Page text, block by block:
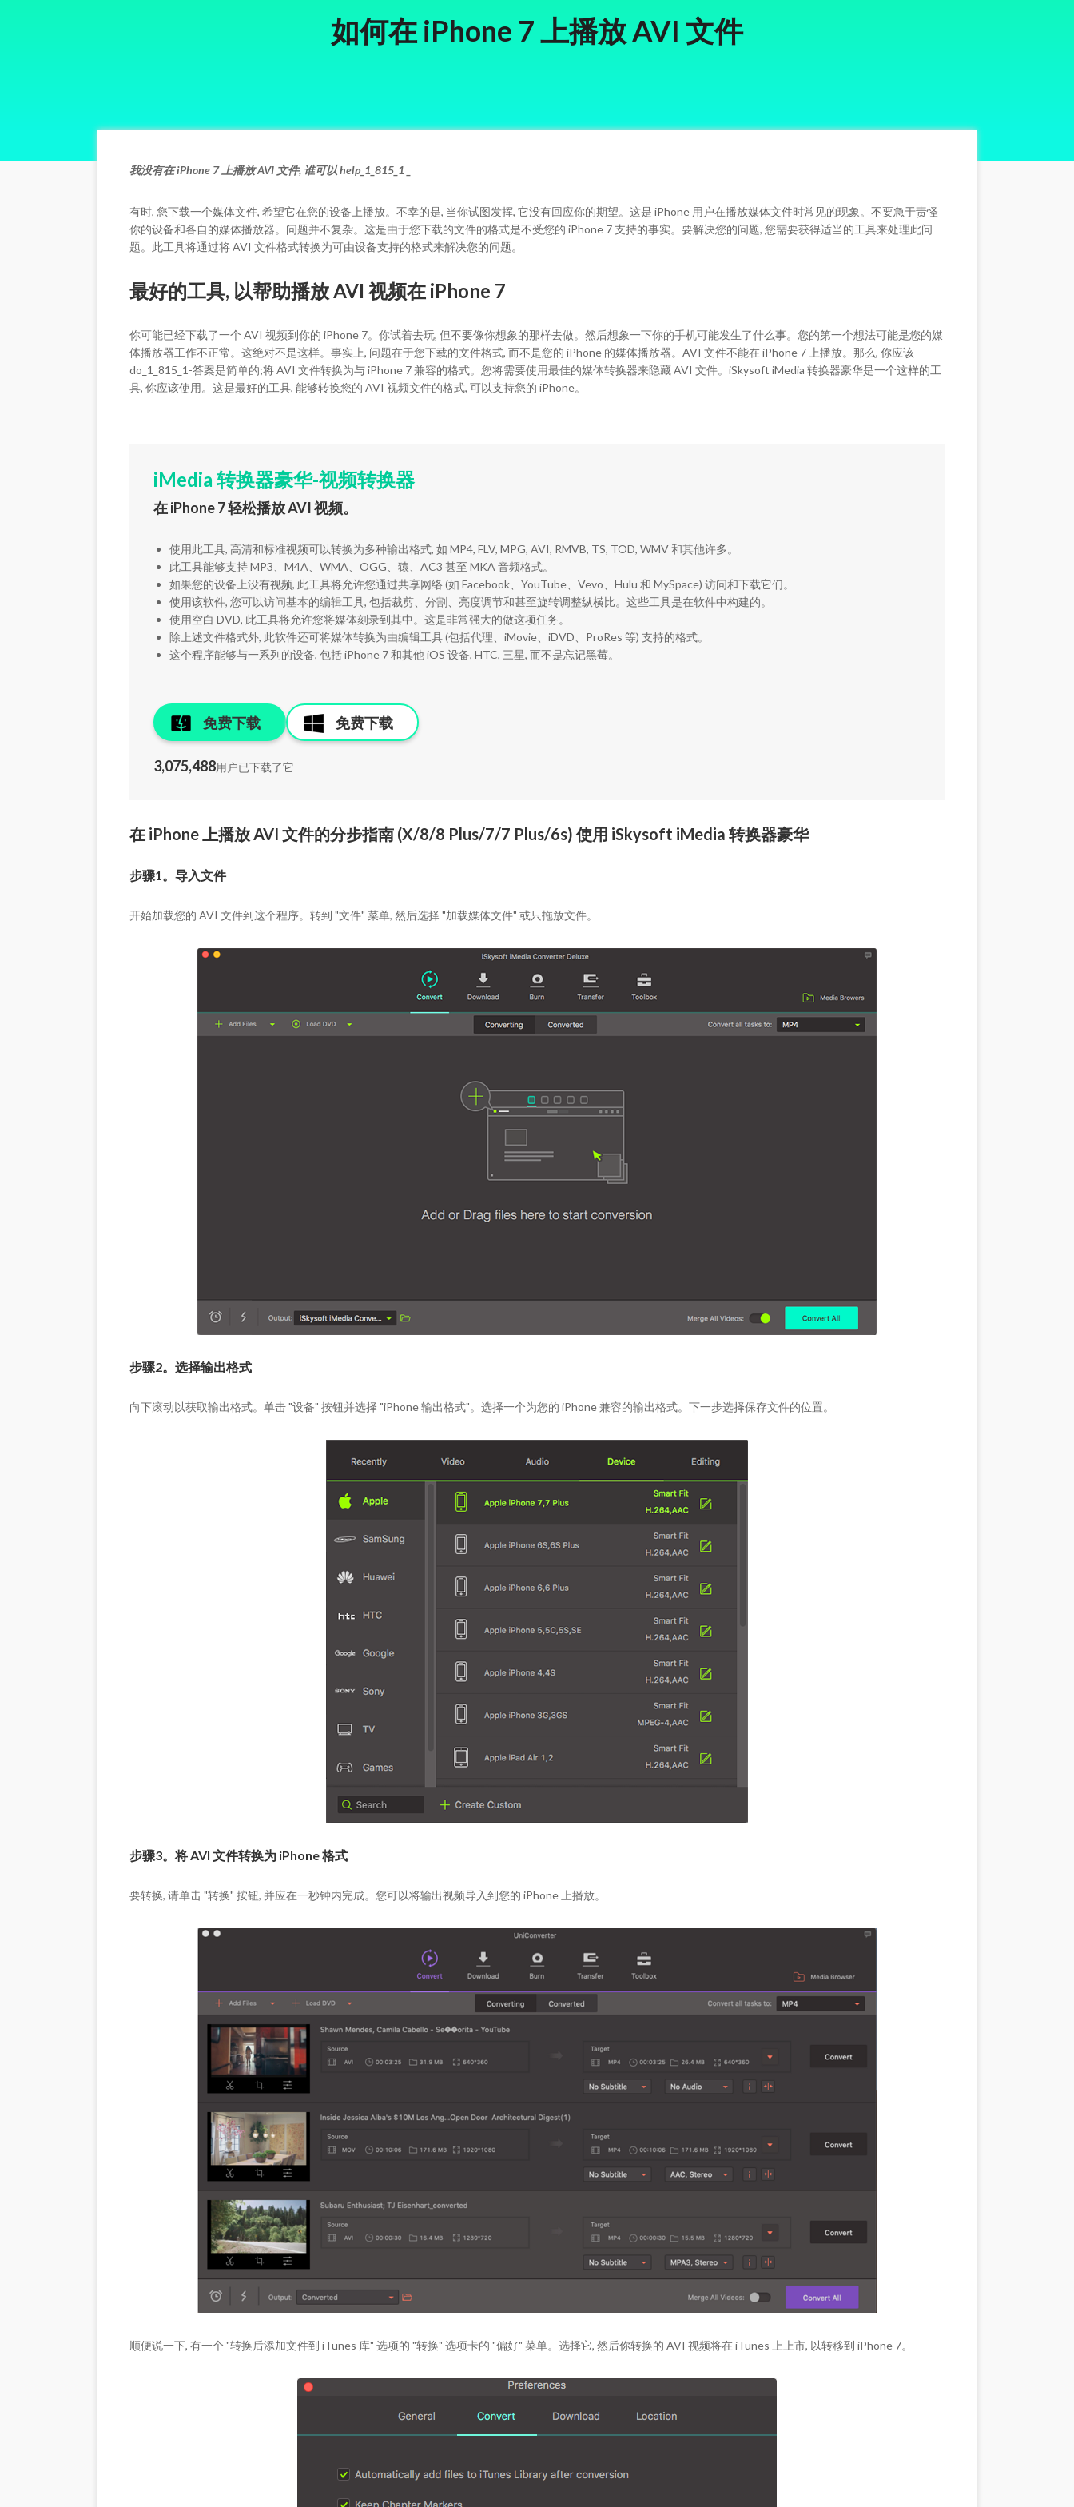
如何在 iPhone 7 上播放 AVI 文件
我没有在 iPhone 7 上播放 AVI 文件, 谁可以 help_1_815_1 _
有时, 您下载一个媒体文件, 希望它在您的设备上播放。不幸的是, 当你试图发挥, 它没有回应你的期望。这是 iPhone 用户在播放媒体文件时常见的现象。不要急于责怪
你的设备和各自的媒体播放器。问题并不复杂。这是由于您下载的文件的格式是不受您的 iPhone 7 支持的事实。要解决您的问题, 您需要获得适当的工具来处理此问
题。此工具将通过将 AVI 文件格式转换为可由设备支持的格式来解决您的问题。
最好的工具, 以帮助播放 AVI 视频在 iPhone 7
你可能已经下载了一个 AVI 视频到你的 iPhone 7。你试着去玩, 但不要像你想象的那样去做。然后想象一下你的手机可能发生了什么事。您的第一个想法可能是您的媒
体播放器工作不正常。这绝对不是这样。事实上, 问题在于您下载的文件格式, 而不是您的 iPhone 的媒体播放器。AVI 文件不能在 iPhone 7 上播放。那么, 你应该
do_1_815_1-答案是简单的;将 AVI 文件转换为与 iPhone 7 兼容的格式。您将需要使用最佳的媒体转换器来隐藏 AVI 文件。iSkysoft iMedia 转换器豪华是一个这样的工
具, 你应该使用。这是最好的工具, 能够转换您的 AVI 视频文件的格式, 可以支持您的 iPhone。
iMedia 转换器豪华-视频转换器
在 iPhone 7 轻松播放 AVI 视频。
使用此工具, 高清和标准视频可以转换为多种输出格式, 如 MP4, FLV, MPG, AVI, RMVB, TS, TOD, WMV 和其他许多。
此工具能够支持 MP3、M4A、WMA、OGG、猿、AC3 甚至 MKA 音频格式。
如果您的设备上没有视频, 此工具将允许您通过共享网络 (如 Facebook、YouTube、Vevo、Hulu 和 MySpace) 访问和下载它们。
使用该软件, 您可以访问基本的编辑工具, 包括裁剪、分割、亮度调节和甚至旋转调整纵横比。这些工具是在软件中构建的。
使用空白 DVD, 此工具将允许您将媒体刻录到其中。这是非常强大的做这项任务。
除上述文件格式外, 此软件还可将媒体转换为由编辑工具 (包括代理、iMovie、iDVD、ProRes 等) 支持的格式。
这个程序能够与一系列的设备, 包括 iPhone 7 和其他 iOS 设备, HTC, 三星, 而不是忘记黑莓。
免费下载 免费下载
3,075,488用户已下载了它
在 iPhone 上播放 AVI 文件的分步指南 (X/8/8 Plus/7/7 Plus/6s) 使用 iSkysoft iMedia 转换器豪华
步骤1。导入文件
开始加载您的 AVI 文件到这个程序。转到 "文件" 菜单, 然后选择 "加载媒体文件" 或只拖放文件。
步骤2。选择输出格式
向下滚动以获取输出格式。单击 "设备" 按钮并选择 "iPhone 输出格式"。选择一个为您的 iPhone 兼容的输出格式。下一步选择保存文件的位置。
步骤3。将 AVI 文件转换为 iPhone 格式
要转换, 请单击 "转换" 按钮, 并应在一秒钟内完成。您可以将输出视频导入到您的 iPhone 上播放。
顺便说一下, 有一个 "转换后添加文件到 iTunes 库" 选项的 "转换" 选项卡的 "偏好" 菜单。选择它, 然后你转换的 AVI 视频将在 iTunes 上上市, 以转移到 iPhone 7。